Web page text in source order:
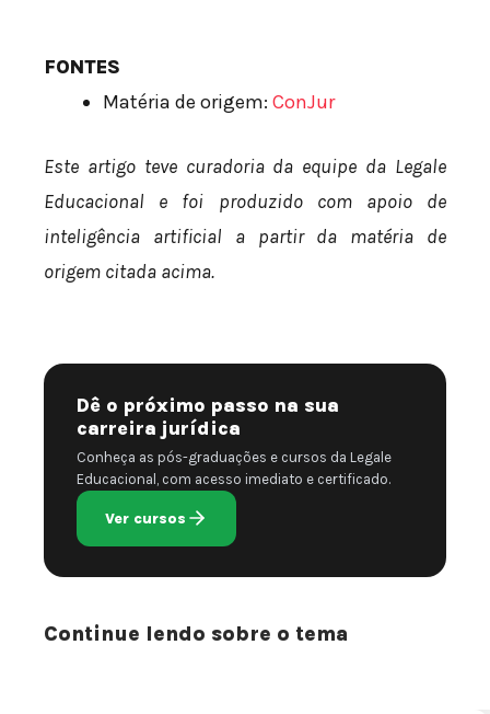
FONTES
Matéria de origem: ConJur
Este artigo teve curadoria da equipe da Legale
Educacional e foi produzido com apoio de
inteligência artificial a partir da matéria de
origem citada acima.
Dê o próximo passo na sua
carreira jurídica
Conheça as pós-graduações e cursos da Legale
Educacional, com acesso imediato e certificado.
Ver cursos
Continue lendo sobre o tema